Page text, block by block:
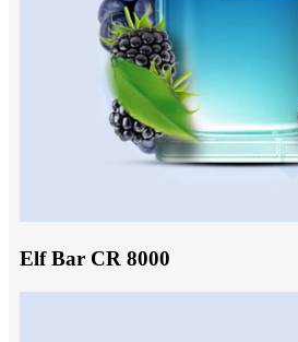
Elf Bar CR 8000